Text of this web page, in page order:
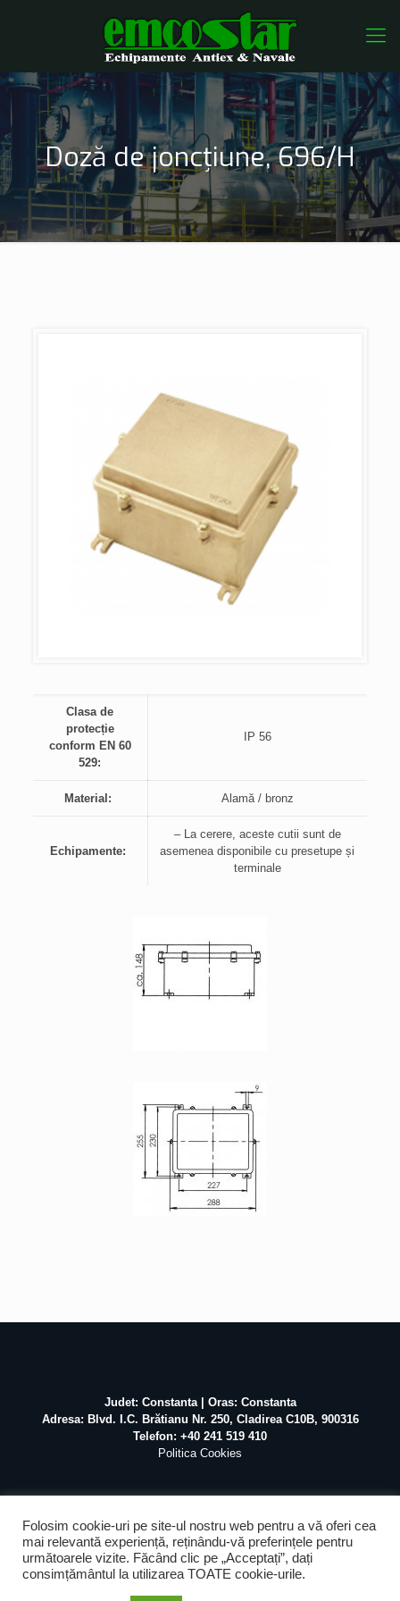
Doză de joncțiune, 696/H
Clasa de
protecție
conform EN 60
529:
IP 56
Material: Alamă / bronz
Echipamente:
– La cerere, aceste cutii sunt de
asemenea disponibile cu presetupe și
terminale
Judet: Constanta | Oras: Constanta
Adresa: Blvd. I.C. Brătianu Nr. 250, Cladirea C10B, 900316
Telefon: +40 241 519 410
Politica Cookies
©2026 Atex Marine / Realizat de Pascal Mihai SEO &
Folosim cookie-uri pe site-ul nostru web pentru a vă oferi cea
mai relevantă experiență, reținându-vă preferințele pentru
următoarele vizite. Făcând clic pe „Acceptați”, dați
consimțământul la utilizarea TOATE cookie-urile.